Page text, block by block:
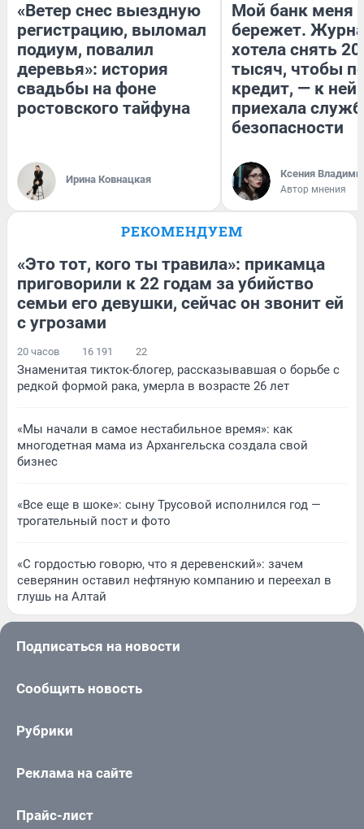
«Ветер снес выездную
регистрацию, выломал
подиум, повалил
деревья»: история
свадьбы на фоне
ростовского тайфуна
Ирина Ковнацкая
Мой банк меня
бережет.
хотела снять
тысяч, чтобы
кредит, — к
приехала
безопасности
Ксения
Автор мнения
РЕКОМЕНДУЕМ
«Это тот, кого ты травила»: прикамца
приговорили к 22 годам за убийство
семьи его девушки, сейчас он звонит ей
с угрозами
20 часов 16 191 22
Знаменитая тикток-блогер, рассказывавшая о борьбе с
редкой формой рака, умерла в возрасте 26 лет
«Мы начали в самое нестабильное время»: как
многодетная мама из Архангельска создала свой
бизнес
«Все еще в шоке»: сыну Трусовой исполнился год —
трогательный пост и фото
«С гордостью говорю, что я деревенский»: зачем
северянин оставил нефтяную компанию и переехал в
глушь на Алтай
Подписаться на новости
Сообщить новость
Рубрики
Реклама на сайте
Прайс-лист